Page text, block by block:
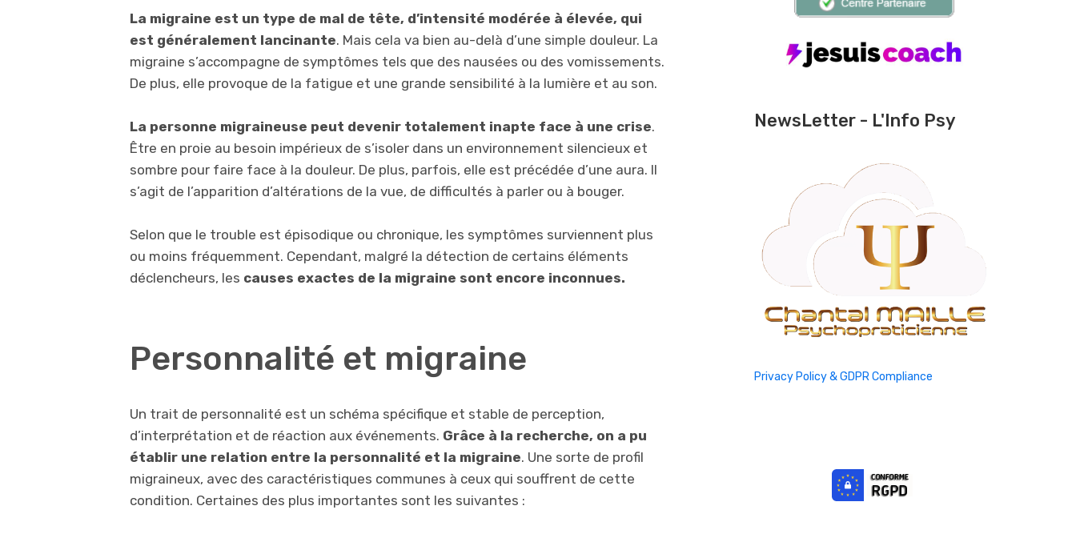
La migraine est un type de mal de tête, d’intensité modérée à élevée, qui
est généralement lancinante. Mais cela va bien au-delà d’une simple douleur. La
migraine s’accompagne de symptômes tels que des nausées ou des vomissements.
De plus, elle provoque de la fatigue et une grande sensibilité à la lumière et au son.
La personne migraineuse peut devenir totalement inapte face à une crise.
Être en proie au besoin impérieux de s’isoler dans un environnement silencieux et
sombre pour faire face à la douleur. De plus, parfois, elle est précédée d’une aura. Il
s’agit de l’apparition d’altérations de la vue, de difficultés à parler ou à bouger.
Selon que le trouble est épisodique ou chronique, les symptômes surviennent plus
ou moins fréquemment. Cependant, malgré la détection de certains éléments
déclencheurs, les causes exactes de la migraine sont encore inconnues.
Personnalité et migraine
Un trait de personnalité est un schéma spécifique et stable de perception,
d’interprétation et de réaction aux événements. Grâce à la recherche, on a pu
établir une relation entre la personnalité et la migraine. Une sorte de profil
migraineux, avec des caractéristiques communes à ceux qui souffrent de cette
condition. Certaines des plus importantes sont les suivantes :
NewsLetter - L'Info Psy
Privacy Policy & GDPR Compliance